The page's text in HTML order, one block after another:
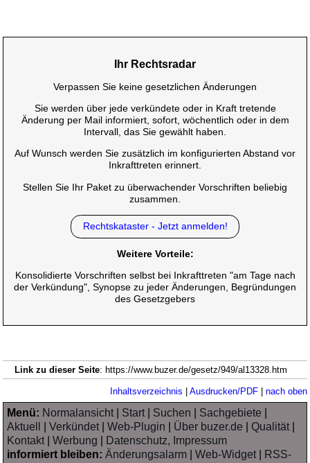
Ihr Rechtsradar
Verpassen Sie keine gesetzlichen Änderungen
Sie werden über jede verkündete oder in Kraft tretende
Änderung per Mail informiert, sofort, wöchentlich oder in dem
Intervall, das Sie gewählt haben.
Auf Wunsch werden Sie zusätzlich im konfigurierten Abstand vor
Inkrafttreten erinnert.
Stellen Sie Ihr Paket zu überwachender Vorschriften beliebig
zusammen.
Rechtskataster - Jetzt anmelden!
Weitere Vorteile:
Konsolidierte Vorschriften selbst bei Inkrafttreten "am Tage nach
der Verkündung", Synopse zu jeder Änderungen, Begründungen
des Gesetzgebers
Link zu dieser Seite: https://www.buzer.de/gesetz/949/al13328.htm
Inhaltsverzeichnis Ausdrucken/PDF| nach oben
Menü: Normalansicht| Start| Suchen Sachgebiete
Aktuell
|Verkündet|Web-Plugin Über buzer.de |Qualität|
Kontakt|Werbung
Datenschutz, Impressum
informiert bleiben: Änderungsalarm |Web-Widget|
RSS-